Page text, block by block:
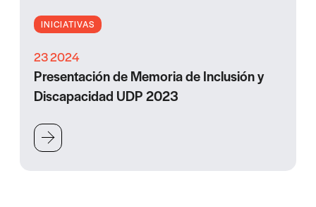
INICIATIVAS
23 2024
Presentación de Memoria de Inclusión y
Discapacidad UDP 2023